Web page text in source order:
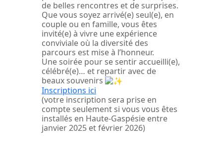
de belles rencontres et de surprises.
Que vous soyez arrivé(e) seul(e), en
couple ou en famille, vous êtes
invité(e) à vivre une expérience
conviviale où la diversité des
parcours est mise à l’honneur.
Une soirée pour se sentir accueilli(e),
célébré(e)… et repartir avec de
beaux souvenirs
Inscriptions ici
(votre inscription sera prise en
compte seulement si vous vous êtes
installés en Haute-Gaspésie entre
janvier 2025 et février 2026)